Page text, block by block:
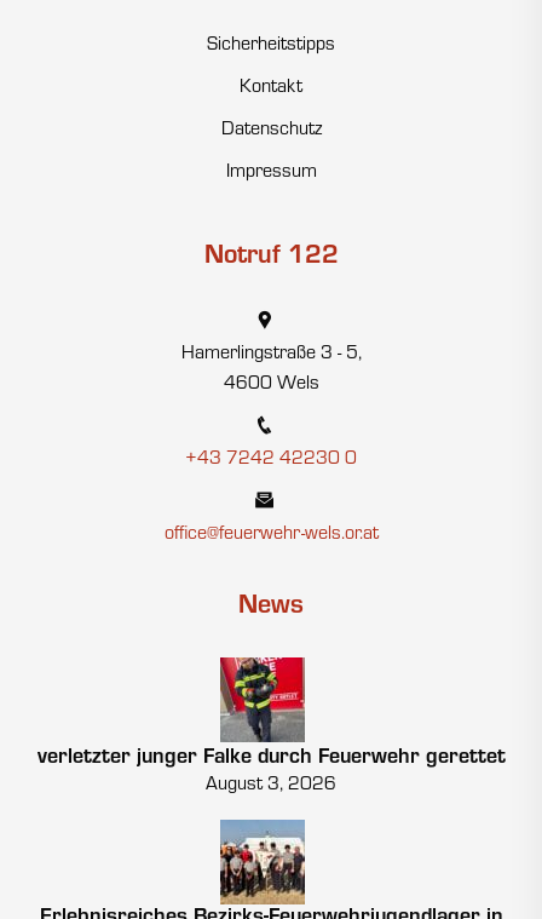
Sicherheitstipps
Kontakt
Datenschutz
Impressum
Notruf 122
Hamerlingstraße 3 - 5,
4600 Wels
+43 7242 42230 0
office@feuerwehr-wels.or.at
News
verletzter junger Falke durch Feuerwehr gerettet
August 3, 2026